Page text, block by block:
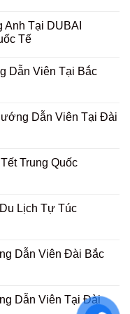
Anh Tại DUBAI
Tế
Dẫn Viên Tại Bắc
Dẫn Viên Tại Đài
Trung Quốc
Lịch Tự Túc
Dẫn Viên Đài Bắc
Dẫn Viên Tại Đài